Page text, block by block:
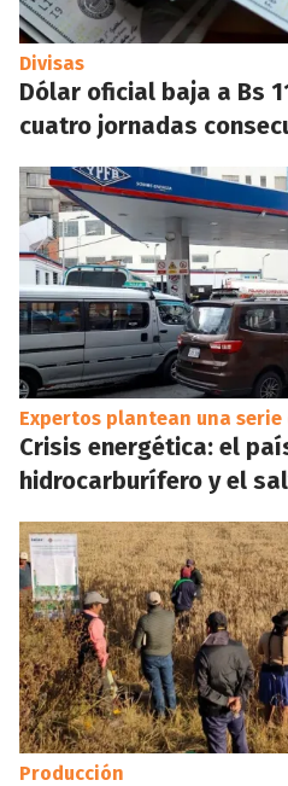
Divisas
Dólar oficial baja a Bs
cuatro jornadas
Expertos plantean una serie
Crisis energética: el
hidrocarburífero y el
Producción